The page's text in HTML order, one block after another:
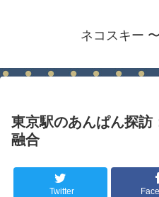
ネコスキー
東京駅のあんぱん探訪
融合
Twitter